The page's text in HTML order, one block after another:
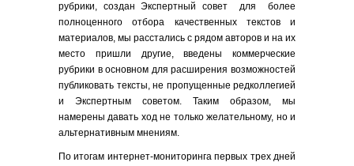
рубрики, создан Экспертный совет для более
полноценного отбора качественных текстов и
материалов, мы расстались с рядом авторов и на их
место пришли другие, введены коммерческие
рубрики в основном для расширения возможностей
публиковать тексты, не пропущенные редколлегией
и Экспертным советом. Таким образом, мы
намерены давать ход не только желательному, но и
альтернативным мнениям.
По итогам интернет-мониторинга первых трех дней